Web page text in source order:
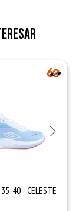
40 - CELESTE